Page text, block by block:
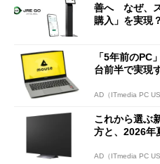
善へ なぜ、
購入」を実現？
「5年前のPC
台前半で実現
AD（ITmedia PC
これから選ぶ
方と、2026年
AD（ITmedia PC